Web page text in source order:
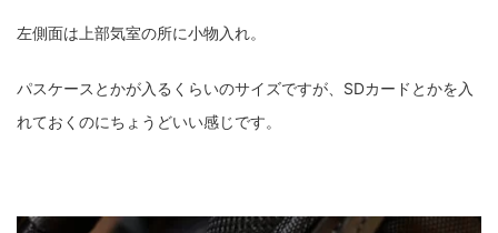
左側面は上部気室の所に小物入れ。
パスケースとかが入るくらいのサイズですが、SDカードとかを入
れておくのにちょうどいい感じです。